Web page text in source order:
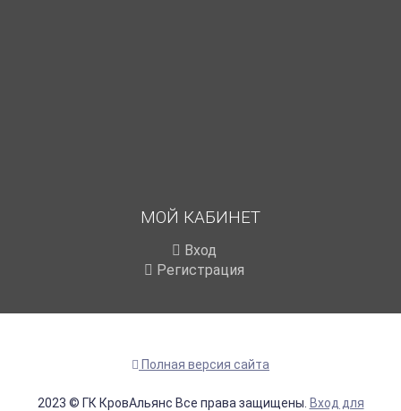
МОЙ КАБИНЕТ
Вход
Регистрация
Полная версия сайта
2023 © ГК КровАльянс Все права защищены. Вход для